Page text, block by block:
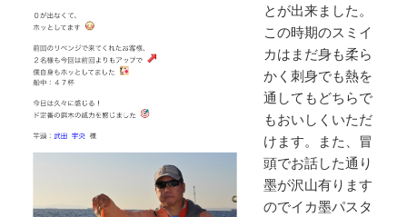
とが出来ました。
この時期のスミイ
カはまだ身も柔ら
かく刺身でも熱を
通してもどちらで
もおいしくいただ
けます。また、冒
頭でお話した通り
墨が沢山有ります
のでイカ墨パスタ